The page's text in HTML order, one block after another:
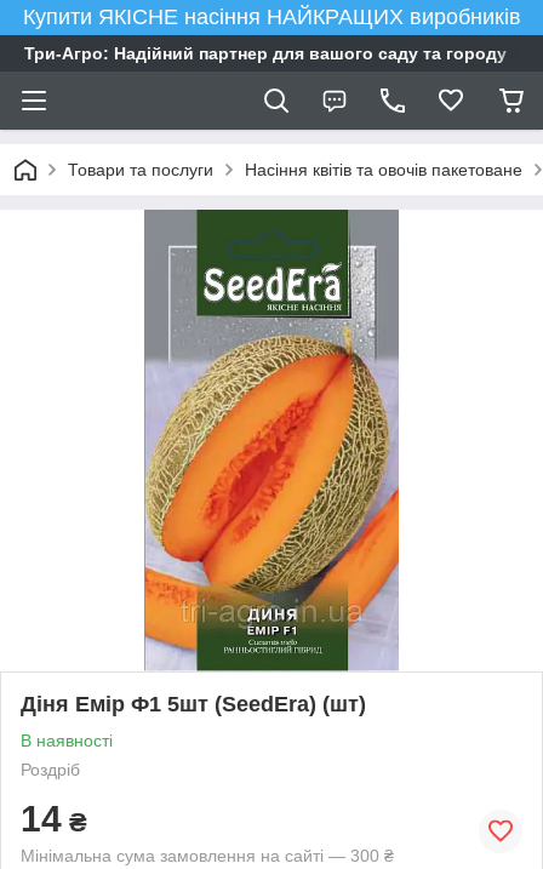
Купити ЯКІСНЕ насіння НАЙКРАЩИХ виробників
Три-Агро: Надійний партнер для вашого саду та городу
Товари та послуги Насіння квітів та овочів пакетоване
Діня Емір Ф1 5шт (SeedEra) (шт)
В наявності
Роздріб
14 ₴
Мінімальна сума замовлення на сайті — 300 ₴